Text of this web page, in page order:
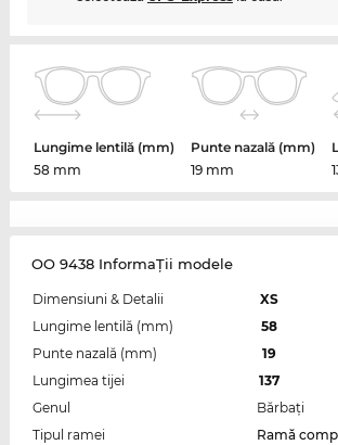
Lungime lentilă (mm)
58 mm
Punte nazală (mm)
19 mm
OO 9438 InformaŢii modele
Dimensiuni & Detalii
XS
Lungime lentilă (mm)
58
Punte nazală (mm)
19
Lungimea tijei
137
Genul
Bărbaţi
Tipul ramei
Ramă